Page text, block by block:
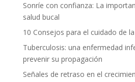
Sonríe con confianza: La
salud bucal
10 Consejos para el cuidado de
Tuberculosis: una enfermedad
prevenir su propagación
Señales de retraso en el